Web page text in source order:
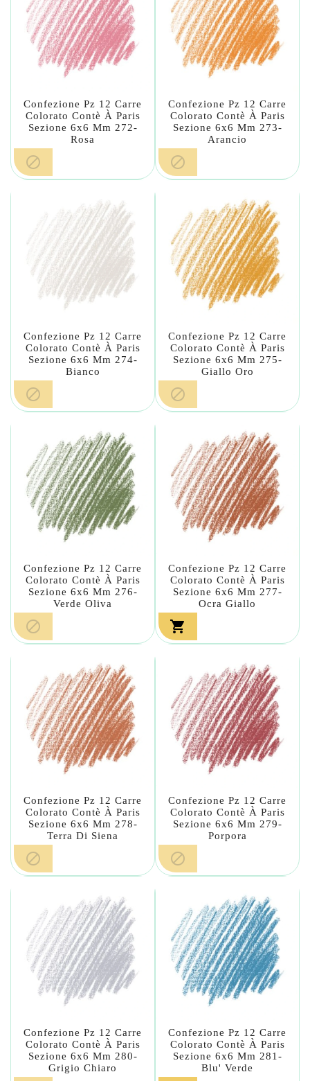
Confezione Pz 12 Carre
Colorato Contè À Paris
Sezione 6x6 Mm 272-
Rosa

Confezione Pz 12 Carre
Colorato Contè À Paris
Sezione 6x6 Mm 273-
Arancio

Confezione Pz 12 Carre
Colorato Contè À Paris
Sezione 6x6 Mm 274-
Bianco

Confezione Pz 12 Carre
Colorato Contè À Paris
Sezione 6x6 Mm 275-
Giallo Oro

Confezione Pz 12 Carre
Colorato Contè À Paris
Sezione 6x6 Mm 276-
Verde Oliva

Confezione Pz 12 Carre
Colorato Contè À Paris
Sezione 6x6 Mm 277-
Ocra Giallo

Confezione Pz 12 Carre
Colorato Contè À Paris
Sezione 6x6 Mm 278-
Terra Di Siena

Confezione Pz 12 Carre
Colorato Contè À Paris
Sezione 6x6 Mm 279-
Porpora

Confezione Pz 12 Carre
Colorato Contè À Paris
Sezione 6x6 Mm 280-
Grigio Chiaro
Confezione Pz 12 Carre
Colorato Contè À Paris
Sezione 6x6 Mm 281-
Blu' Verde